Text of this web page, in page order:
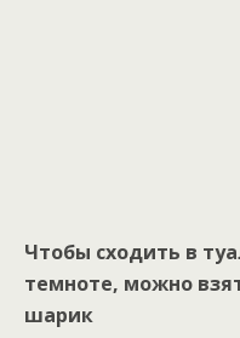
Чтобы сходить в
темноте, можно
шарик